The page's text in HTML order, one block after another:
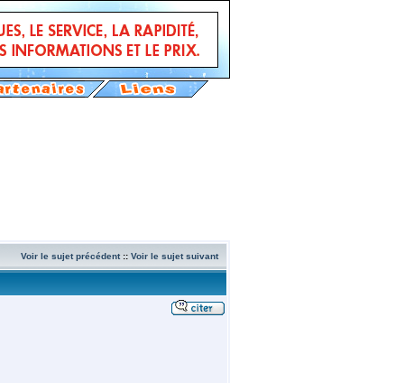
Voir le sujet précédent:: Voir le sujet suivant